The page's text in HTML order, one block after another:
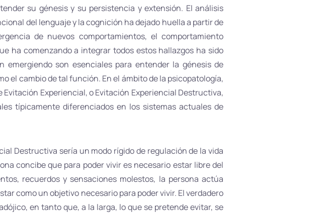
su génesis y su persistencia y extensión. El análisis
del lenguaje y la cognición ha dejado huella a partir de
de nuevos comportamientos, el comportamiento
ha comenzando a integrar todos estos hallazgos ha sido
son esenciales para entender la génesis de
el cambio de tal función. En el ámbito de la psicopatología,
Experiencial, o Evitación Experiencial Destructiva,
típicamente diferenciados en los sistemas actuales de
Destructiva sería un modo rígido de regulación de la vida
concibe que para poder vivir es necesario estar libre del
recuerdos y sensaciones molestos, la persona actúa
como un objetivo necesario para poder vivir. El verdadero
en tanto que, a la larga, lo que se pretende evitar, se